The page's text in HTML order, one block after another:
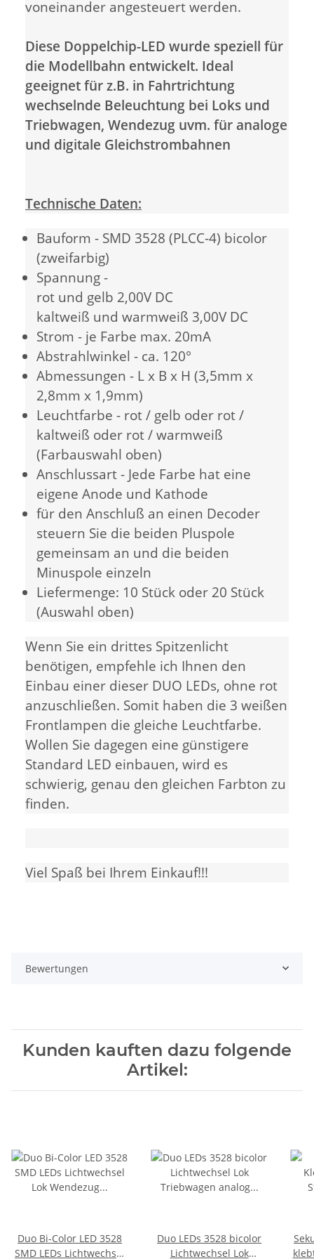
voneinander angesteuert werden.
Diese Doppelchip-LED wurde speziell für
die Modellbahn entwickelt. Ideal
geeignet für z.B. in Fahrtrichtung
wechselnde Beleuchtung bei Loks und
Triebwagen, Wendezug uvm. für analoge
und digitale Gleichstrombahnen
Technische Daten:
Bauform - SMD 3528 (PLCC-4) bicolor
(zweifarbig)
Spannung -
rot und gelb 2,00V DC
kaltweiß und warmweiß 3,00V DC
Strom - je Farbe max. 20mA
Abstrahlwinkel - ca. 120°
Abmessungen - L x B x H (3,5mm x
2,8mm x 1,9mm)
Leuchtfarbe - rot / gelb oder rot /
kaltweiß oder rot / warmweiß
(Farbauswahl oben)
Anschlussart - Jede Farbe hat eine
eigene Anode und Kathode
für den Anschluß an einen Decoder
steuern Sie die beiden Pluspole
gemeinsam an und die beiden
Minuspole einzeln
Liefermenge: 10 Stück oder 20 Stück
(Auswahl oben)
Wenn Sie ein drittes Spitzenlicht
benötigen, empfehle ich Ihnen den
Einbau einer dieser DUO LEDs, ohne rot
anzuschließen. Somit haben die 3 weißen
Frontlampen die gleiche Leuchtfarbe.
Wollen Sie dagegen eine günstigere
Standard LED einbauen, wird es
schwierig, genau den gleichen Farbton zu
finden.
Viel Spaß bei Ihrem Einkauf!!!
Bewertungen
Kunden kauften dazu folgende
Artikel:
Duo Bi-Color LED 3528
SMD LEDs Lichtwechsel
Duo LEDs 3528 bicolor
Lichtwechsel Lok